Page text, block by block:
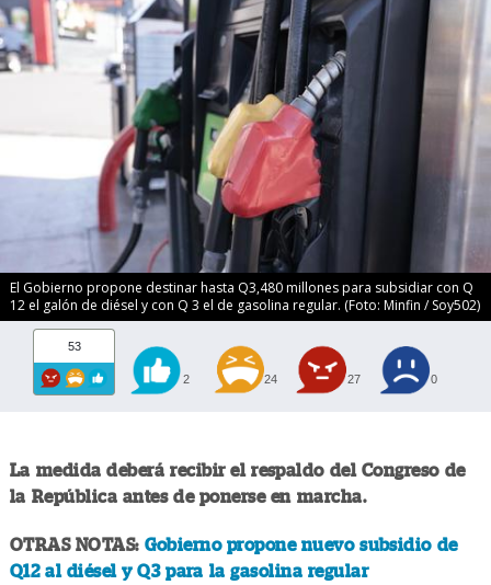
El Gobierno propone destinar hasta Q3,480 millones para subsidiar con Q
12 el galón de diésel y con Q 3 el de gasolina regular. (Foto: Minfin / Soy502)
53
2 24 27 0
La medida deberá recibir el respaldo del Congreso de
la República antes de ponerse en marcha.
OTRAS NOTAS: Gobierno propone nuevo subsidio de
Q12 al diésel y Q3 para la gasolina regular